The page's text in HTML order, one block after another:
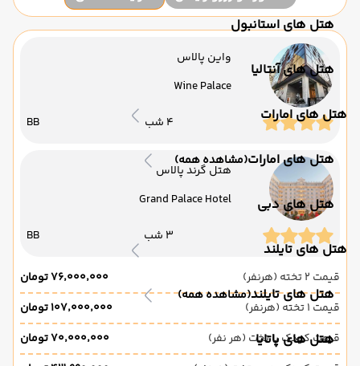
هتل های استانبول
هتل های آنتالیا
هتل های امارات
هتل های امارات(مشاهده همه)
هتل های دبی
هتل های تایلند
هتل های تایلند(مشاهده همه)
هتل های پاتایا
واین پالاس
Wine Palace
4 شب BB
هتل گرند پالاس
Grand Palace Hotel
3 شب BB
قیمت 2 تخته (هرنفر)
۷۶٬۰۰۰٬۰۰۰ تومان
قیمت 1 تخته (هرنفر)
۱۰۷٬۰۰۰٬۰۰۰ تومان
قیمت کودک با تخت (هر نفر)
۷۰٬۰۰۰٬۰۰۰ تومان